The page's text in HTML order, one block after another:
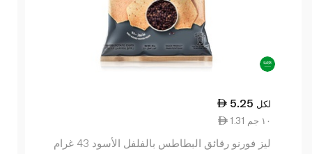
5.25 لكل
1.31 ١٠ جم
ليز فورنو رقائق البطاطس بالفلفل الأسود 43 غرام